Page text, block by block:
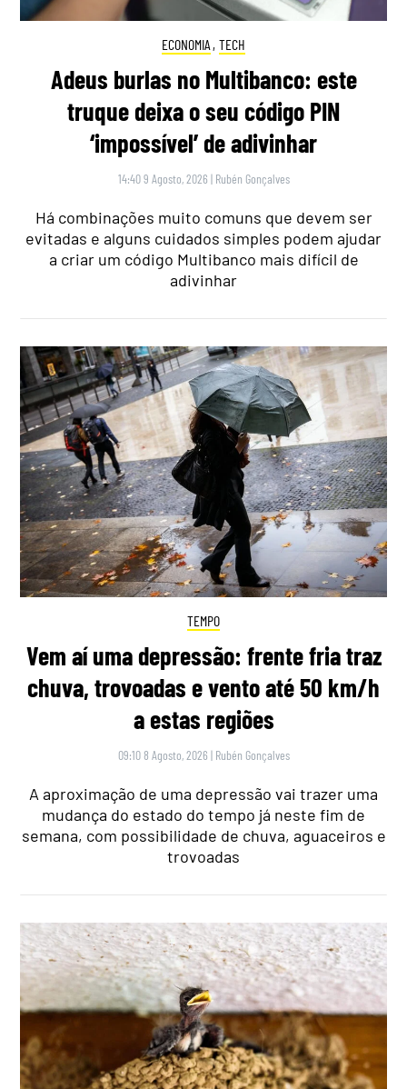
ECONOMIA , TECH
Adeus burlas no Multibanco: este
truque deixa o seu código PIN
‘impossível’ de adivinhar
14:40 9 Agosto, 2026 | Rubén Gonçalves
Há combinações muito comuns que devem ser
evitadas e alguns cuidados simples podem ajudar
a criar um código Multibanco mais difícil de
adivinhar
TEMPO
Vem aí uma depressão: frente fria traz
chuva, trovoadas e vento até 50 km/h
a estas regiões
09:10 8 Agosto, 2026 | Rubén Gonçalves
A aproximação de uma depressão vai trazer uma
mudança do estado do tempo já neste fim de
semana, com possibilidade de chuva, aguaceiros e
trovoadas